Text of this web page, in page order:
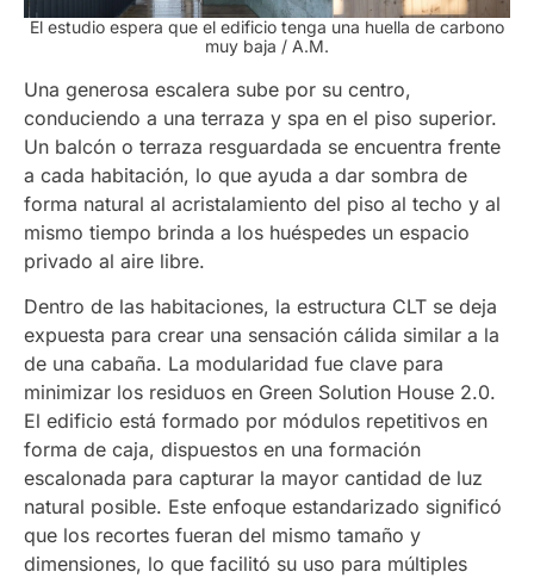
El estudio espera que el edificio tenga una huella de carbono
muy baja / A.M.
Una generosa escalera sube por su centro,
conduciendo a una terraza y spa en el piso superior.
Un balcón o terraza resguardada se encuentra frente
a cada habitación, lo que ayuda a dar sombra de
forma natural al acristalamiento del piso al techo y al
mismo tiempo brinda a los huéspedes un espacio
privado al aire libre.
Dentro de las habitaciones, la estructura CLT se deja
expuesta para crear una sensación cálida similar a la
de una cabaña. La modularidad fue clave para
minimizar los residuos en Green Solution House 2.0.
El edificio está formado por módulos repetitivos en
forma de caja, dispuestos en una formación
escalonada para capturar la mayor cantidad de luz
natural posible. Este enfoque estandarizado significó
que los recortes fueran del mismo tamaño y
dimensiones, lo que facilitó su uso para múltiples